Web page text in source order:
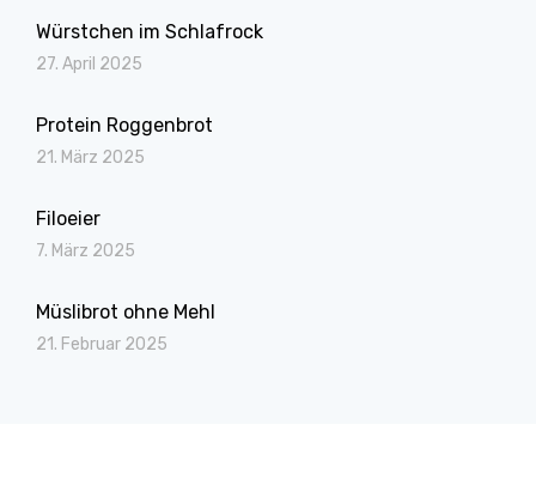
Würstchen im Schlafrock
27. April 2025
Protein Roggenbrot
21. März 2025
Filoeier
7. März 2025
Müslibrot ohne Mehl
21. Februar 2025